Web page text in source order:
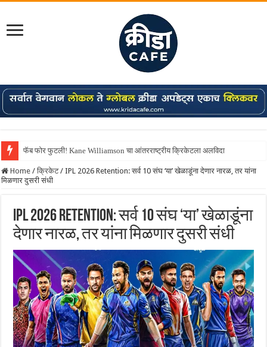
फॅब फोर फुटली! Kane Williamson चा आंतरराष्ट्रीय क्रिकेटला अलविदा
Shreyas Iyer कॅप्टन झाला! टी20 ची पुन्हा मुंबईकराच्या खांद्यावर, एशियन गेम्स…
Home / क्रिकेट / IPL 2026 Retention: सर्व 10 संघ ‘या’ खेळाडूंना देणार नारळ, तर यांना
मिळणार दुसरी संधी
IPL 2026 Retention: सर्व 10 संघ ‘या’ खेळाडूंना
देणार नारळ, तर यांना मिळणार दुसरी संधी